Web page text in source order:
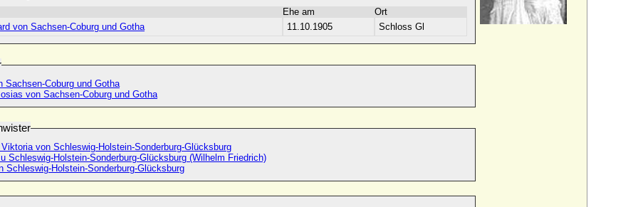
Ehe am
Ort
von Sachsen-Coburg und Gotha
11.10.1905 Schloss Gl
Sachsen-Coburg und Gotha
von Sachsen-Coburg und Gotha
von Schleswig-Holstein-Sonderburg-Glücksburg
Schleswig-Holstein-Sonderburg-Glücksburg (Wilhelm Friedrich)
Schleswig-Holstein-Sonderburg-Glücksburg